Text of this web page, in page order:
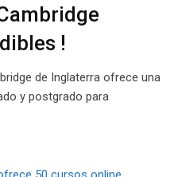
!
de Inglaterra ofrece una
y postgrado para